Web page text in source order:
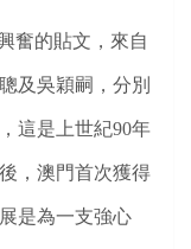
奮的貼文，來自
及吳穎嗣，分別
這是上世紀90年
， 澳門首次獲得
是為一支強心